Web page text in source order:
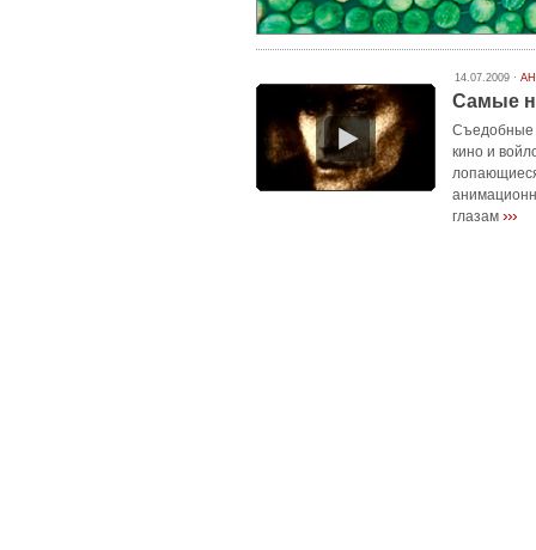
14.07.2009 ·
Самые
Съедобные
кино и
глазам ›››